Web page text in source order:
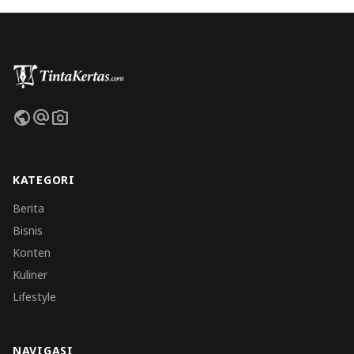
publicalternate_emailphoto_camera
KATEGORI
Berita
Bisnis
Konten
Kuliner
Lifestyle
NAVIGASI